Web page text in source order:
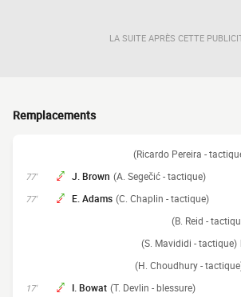
LA SUITE APRÈS CETTE
Remplacements
(Ricardo Pereira -
77' J. Brown (A. Segečić - tactique)
77' E. Adams (C. Chaplin - tactique)
(B. Reid -
(S. Mavididi - tactique)
(H. Choudhury -
17' I. Bowat (T. Devlin - blessure)